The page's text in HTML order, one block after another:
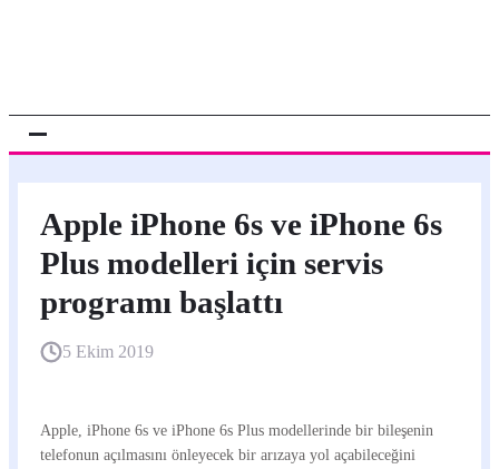
Apple iPhone 6s ve iPhone 6s
Plus modelleri için servis
programı başlattı
5 Ekim 2019
Apple, iPhone 6s ve iPhone 6s Plus modellerinde bir bileşenin
telefonun açılmasını önleyecek bir arızaya yol açabileceğini